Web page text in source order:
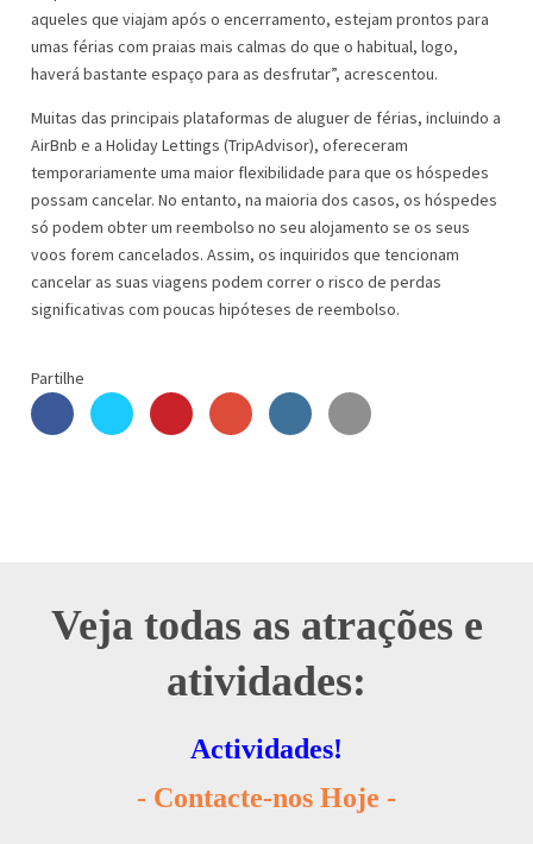
aqueles que viajam após o encerramento, estejam prontos para
umas férias com praias mais calmas do que o habitual, logo,
haverá bastante espaço para as desfrutar”, acrescentou.
Muitas das principais plataformas de aluguer de férias, incluindo a
AirBnb e a Holiday Lettings (TripAdvisor), ofereceram
temporariamente uma maior flexibilidade para que os hóspedes
possam cancelar. No entanto, na maioria dos casos, os hóspedes
só podem obter um reembolso no seu alojamento se os seus
voos forem cancelados. Assim, os inquiridos que tencionam
cancelar as suas viagens podem correr o risco de perdas
significativas com poucas hipóteses de reembolso.
Partilhe
Veja todas as atrações e
atividades:
Actividades!
- Contacte-nos Hoje -